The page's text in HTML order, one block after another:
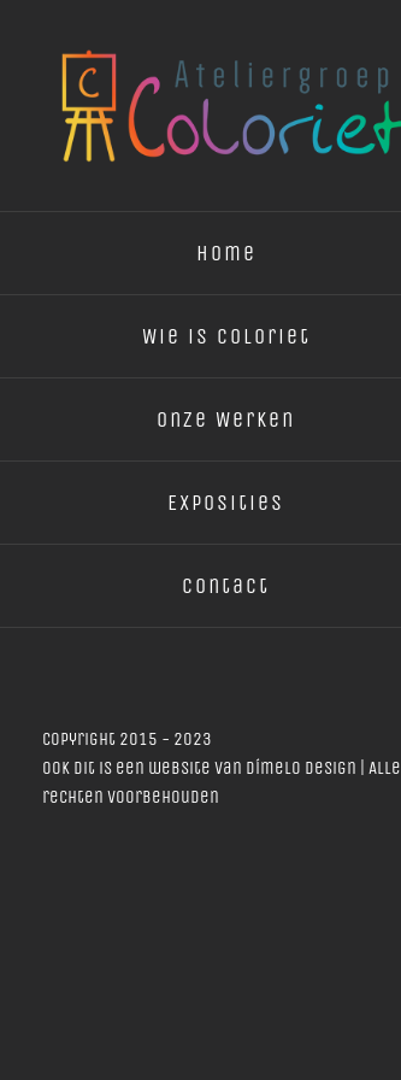
Home
Wie is Coloriet
Onze Werken
Exposities
Contact
Copyright 2015 - 2023
Ook dit is een website van Dímelo Design | Alle
rechten voorbehouden